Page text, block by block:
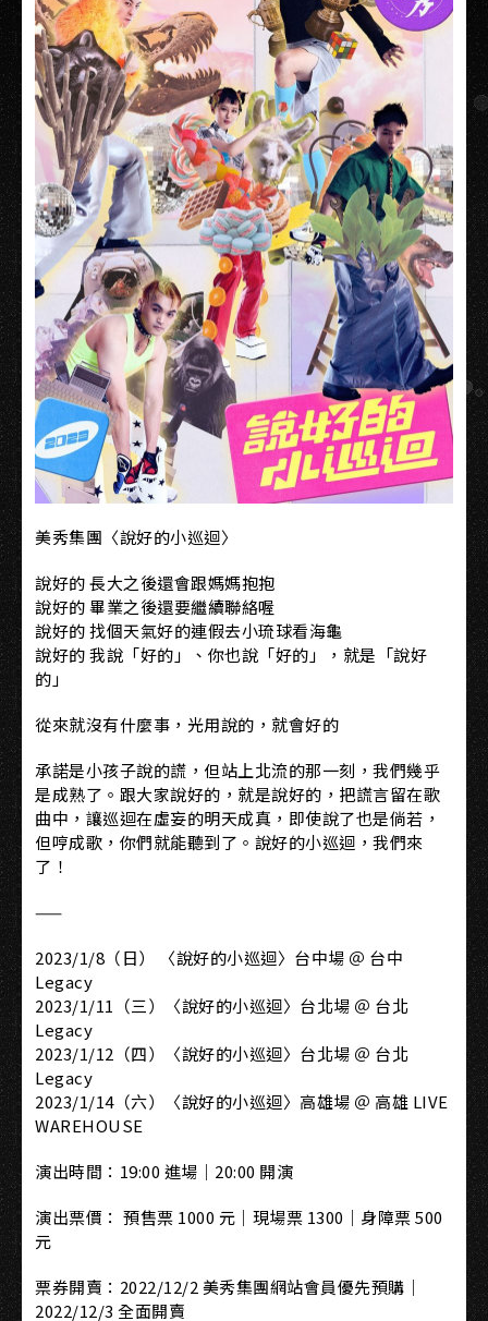
美秀集團〈說好的小巡迴〉
說好的 長大之後還會跟媽媽抱抱
說好的 畢業之後還要繼續聯絡喔
說好的 找個天氣好的連假去小琉球看海龜
說好的 我說「好的」、你也說「好的」，就是「說好
的」
從來就沒有什麼事，光用說的，就會好的
承諾是小孩子說的謊，但站上北流的那一刻，我們幾乎
是成熟了。跟大家說好的，就是說好的，把謊言留在歌
曲中，讓巡迴在虛妄的明天成真，即使說了也是倘若，
但哼成歌，你們就能聽到了。說好的小巡迴，我們來
了！
——
2023/1/8（日） 〈說好的小巡迴〉台中場 ＠ 台中
Legacy
2023/1/11（三）〈說好的小巡迴〉台北場 ＠ 台北
Legacy
2023/1/12（四）〈說好的小巡迴〉台北場 ＠ 台北
Legacy
2023/1/14（六）〈說好的小巡迴〉高雄場 ＠ 高雄 LIVE
WAREHOUSE
演出時間：19:00 進場｜20:00 開演
演出票價： 預售票 1000 元｜現場票 1300｜身障票 500
元
票券開賣：2022/12/2 美秀集團網站會員優先預購｜
2022/12/3 全面開賣